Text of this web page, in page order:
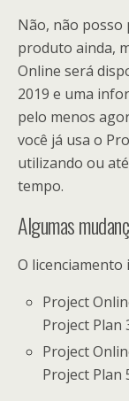
Não, não posso
produto ainda,
Online será
2019 e uma
pelo menos
você já usa o
utilizando ou
tempo.
Algumas
O licenciamento
Project
Project Plan
Project
Project Plan